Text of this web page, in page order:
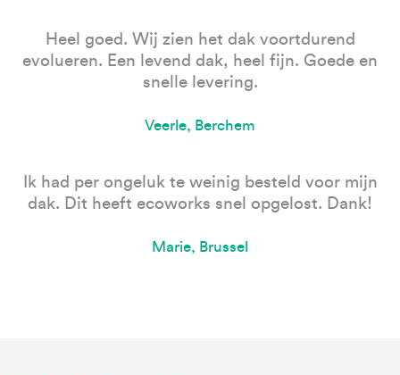
Heel goed. Wij zien het dak voortdurend
evolueren. Een levend dak, heel fijn. Goede en
snelle levering.
Veerle, Berchem
Ik had per ongeluk te weinig besteld voor mijn
dak. Dit heeft ecoworks snel opgelost. Dank!
Marie, Brussel